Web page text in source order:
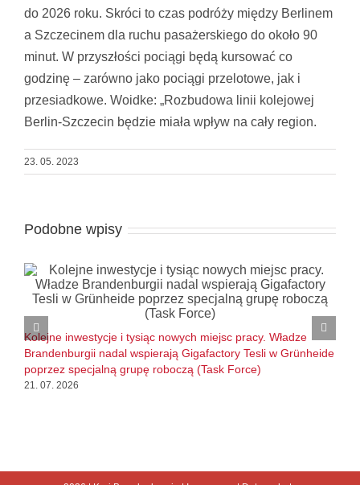
do 2026 roku. Skróci to czas podróży między Berlinem
a Szczecinem dla ruchu pasażerskiego do około 90
minut. W przyszłości pociągi będą kursować co
godzinę – zarówno jako pociągi przelotowe, jak i
przesiadkowe. Woidke: „Rozbudowa linii kolejowej
Berlin-Szczecin będzie miała wpływ na cały region.
23. 05. 2023
Podobne wpisy
Kolejne inwestycje i tysiąc nowych miejsc pracy. Władze
Brandenburgii nadal wspierają Gigafactory Tesli w Grünheide
poprzez specjalną grupę roboczą (Task Force)
21. 07. 2026